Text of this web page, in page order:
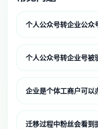
个人公众号转企业公众
个人公众号转企业号被
企业是个体工商户可以
迁移过程中粉丝会看到